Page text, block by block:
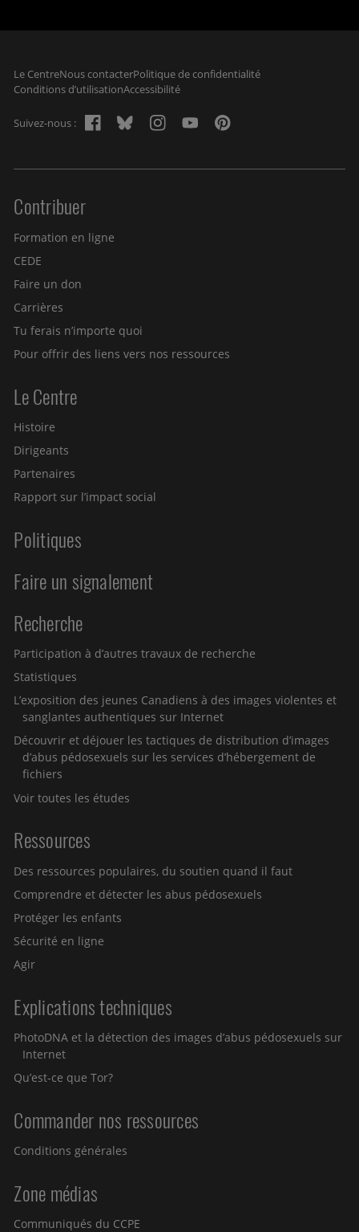
Navigation du pied de page
Le CentreNous contacterPolitique de confidentialité
Conditions d’utilisationAccessibilité
Suivez-nous :
Site menu
Contribuer
Formation en ligne
CEDE
Faire un don
Carrières
Tu ferais n’importe quoi
Pour offrir des liens vers nos ressources
Le Centre
Histoire
Dirigeants
Partenaires
Rapport sur l’impact social
Politiques
Faire un signalement
Recherche
Participation à d’autres travaux de recherche
Statistiques
L’exposition des jeunes Canadiens à des images violentes et
sanglantes authentiques sur Internet
Découvrir et déjouer les tactiques de distribution d’images
d’abus pédosexuels sur les services d’hébergement de
fichiers
Voir toutes les études
Ressources
Des ressources populaires, du soutien quand il faut
Comprendre et détecter les abus pédosexuels
Protéger les enfants
Sécurité en ligne
Agir
Explications techniques
PhotoDNA et la détection des images d’abus pédosexuels sur
Internet
Qu’est-ce que Tor?
Commander nos ressources
Conditions générales
Zone médias
Communiqués du CCPE